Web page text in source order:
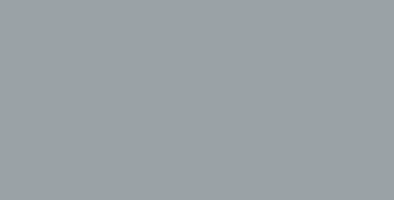
persönliche Aspekte, die sich auf eine
zu bewerten, insbesondere, um